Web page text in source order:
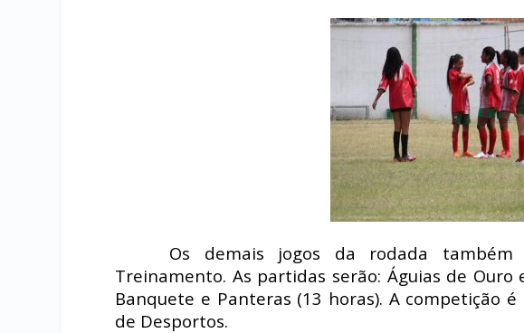
Os demais jogos da rodada
Treinamento. As partidas serão: Águias de
Banquete e Panteras (13 horas). A competição
de Desportos.